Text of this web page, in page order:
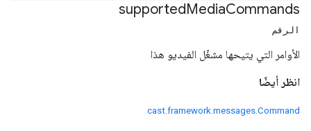
supportedMediaCommands
الرقم
الأوامر التي يتيحها مشغّل الفيديو هذا
انظر أيضًا
cast.framework.messages.Command